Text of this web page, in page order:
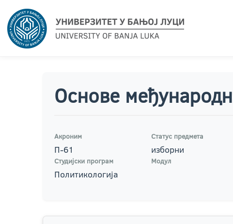
Основе
Акроним
П-61
Статус предмета
изборни
Студијски програм
Политикологија
Модул